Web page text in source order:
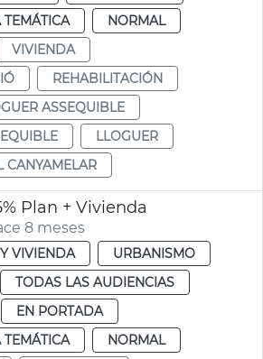
NORMAL
VIVIENDA
REHABILITACIÓN
ASSEQUIBLE
LLOGUER
CANYAMELAR
Plan + Vivienda
8 meses
VIVIENDA
URBANISMO
TODAS LAS AUDIENCIAS
EN PORTADA
NORMAL